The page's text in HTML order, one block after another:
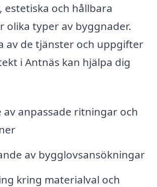
och hållbara
olika typer av byggnader.
av de tjänster och uppgifter
i Antnäs kan hjälpa dig
av anpassade ritningar och
av bygglovsansökningar
kring materialval och